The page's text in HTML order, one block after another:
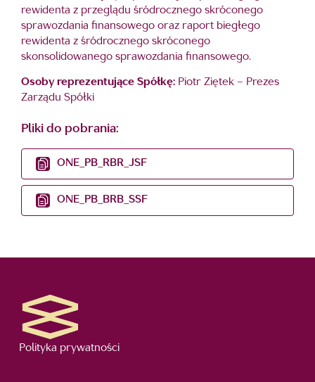
rewidenta z przeglądu śródrocznego skróconego
sprawozdania finansowego oraz raport biegłego
rewidenta z śródrocznego skróconego
skonsolidowanego sprawozdania finansowego.
Osoby reprezentujące Spółkę: Piotr Ziętek – Prezes
Zarządu Spółki
Pliki do pobrania:
ONE_PB_RBR_JSF
ONE_PB_BRB_SSF
Polityka prywatności